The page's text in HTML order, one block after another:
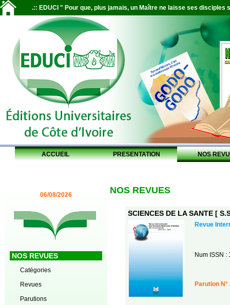
.:: EDUCI " Pour que, plus jamais, un Maître ne laisse ses disciples
ACCUEIL PRESENTATION NOS
06/08/2026
NOS REVUES
Catégories
Revues
Parutions
NOS REVUES
SCIENCES DE LA SANTE [
Revue
Num ISSN :
Parution N°